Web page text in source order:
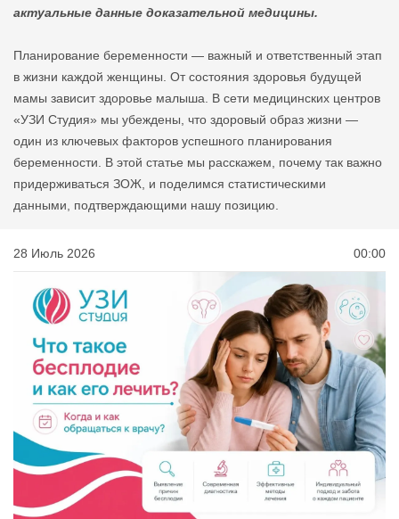
актуальные данные доказательной медицины.
Планирование беременности — важный и ответственный этап
в жизни каждой женщины. От состояния здоровья будущей
мамы зависит здоровье малыша. В сети медицинских центров
«УЗИ Студия» мы убеждены, что здоровый образ жизни —
один из ключевых факторов успешного планирования
беременности. В этой статье мы расскажем, почему так важно
придерживаться ЗОЖ, и поделимся статистическими
данными, подтверждающими нашу позицию.
28 Июль 2026 00:00